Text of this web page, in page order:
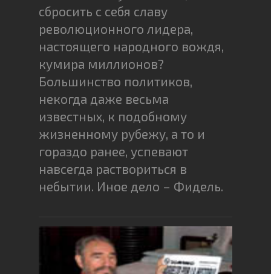
сбросить с себя славу
революционного лидера,
настоящего народного вождя,
кумира миллионов?
Большинство политиков,
некогда даже весьма
известных, к подобному
жизненному рубежу, а то и
гораздо ранее, успевают
навсегда раствориться в
небытии. Иное дело – Фидель.